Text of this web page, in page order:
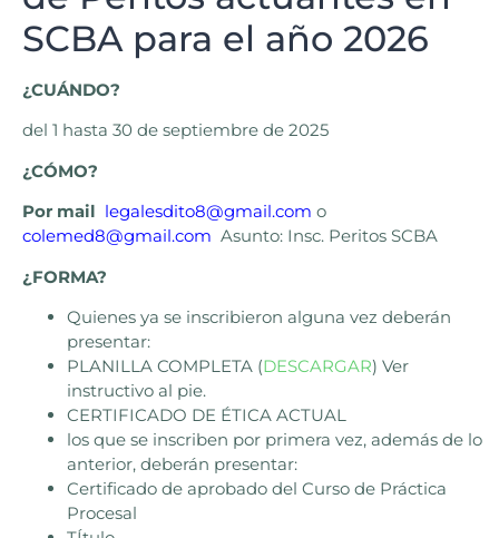
SCBA para el año 2026
¿CUÁNDO?
del 1 hasta 30 de septiembre de 2025
¿CÓMO?
Por mail legalesdito8@gmail.com o
colemed8@gmail.com Asunto: Insc. Peritos SCBA
¿FORMA?
Quienes ya se inscribieron alguna vez deberán
presentar:
PLANILLA COMPLETA (DESCARGAR) Ver
instructivo al pie.
CERTIFICADO DE ÉTICA ACTUAL
los que se inscriben por primera vez, además de lo
anterior, deberán presentar:
Certificado de aprobado del Curso de Práctica
Procesal